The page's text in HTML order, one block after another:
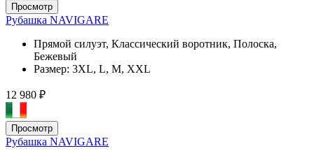
Просмотр
Рубашка NAVIGARE
Прямой силуэт, Классический воротник, Полоска,
Бежевый
Размер: 3XL, L, M, XXL
12 980 ₽
Просмотр
Рубашка NAVIGARE